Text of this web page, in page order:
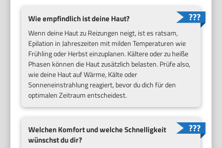
Wie empfindlich ist deine Haut?
Wenn deine Haut zu Reizungen neigt, ist es ratsam,
Epilation in Jahreszeiten mit milden Temperaturen wie
Frühling oder Herbst einzuplanen. Kältere oder zu heiße
Phasen können die Haut zusätzlich belasten. Prüfe also,
wie deine Haut auf Wärme, Kälte oder
Sonneneinstrahlung reagiert, bevor du dich für den
optimalen Zeitraum entscheidest.
Welchen Komfort und welche Schnelligkeit
wünschst du dir?